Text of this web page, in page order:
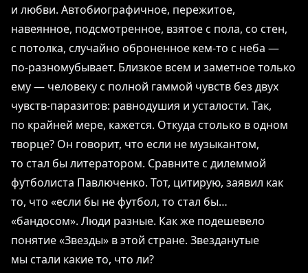
и любви. Автобиографичное, пережитое,
навеянное, подсмотренное, взятое с пола, со стен,
с потолка, случайно оброненное кем-то с неба ―
по-разномубывает. Близкое всем и заметное только
ему ― человеку с полной гаммой чувств без двух
чувств-паразитов: равнодушия и усталости. Так,
по крайней мере, кажется. Откуда столько в одном
творце? Он говорит, что если не музыкантом,
то стал бы литератором. Сравните с дилеммой
футболиста Павлюченко. Тот, цитирую, заявил как
то, что «если бы не футбол, то стал бы…
«бандосом». Люди разные. Как же подешевело
понятие «Звезды» в этой стране. Звезданутые
мы стали какие то, что ли?